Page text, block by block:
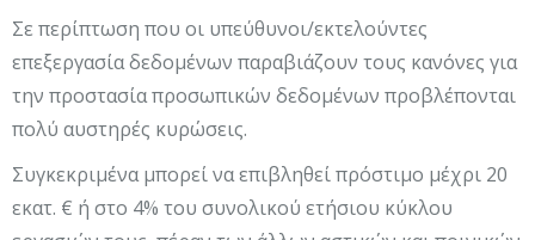
Σε περίπτωση που οι υπεύθυνοι/εκτελούντες
επεξεργασία δεδομένων παραβιάζουν τους κανόνες για
την προστασία προσωπικών δεδομένων προβλέπονται
πολύ αυστηρές κυρώσεις.
Συγκεκριμένα μπορεί να επιβληθεί πρόστιμο μέχρι 20
εκατ. € ή στο 4% του συνολικού ετήσιου κύκλου